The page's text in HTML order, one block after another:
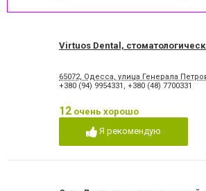
Virtuos Dental,
65072, Одесса, улица Генерала
+380 (94) 9954331 , +380 (48) 7700331
12 очень хорошо
Я рекомендую